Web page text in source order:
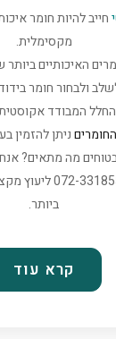
חייב להיות חומר
מקסימלית.
האיכותיים
ולבחור חומר
המבודד
החומריםניתן להזמין
מה מתאים?
פנו אלינו
ביותר.
קרא עוד